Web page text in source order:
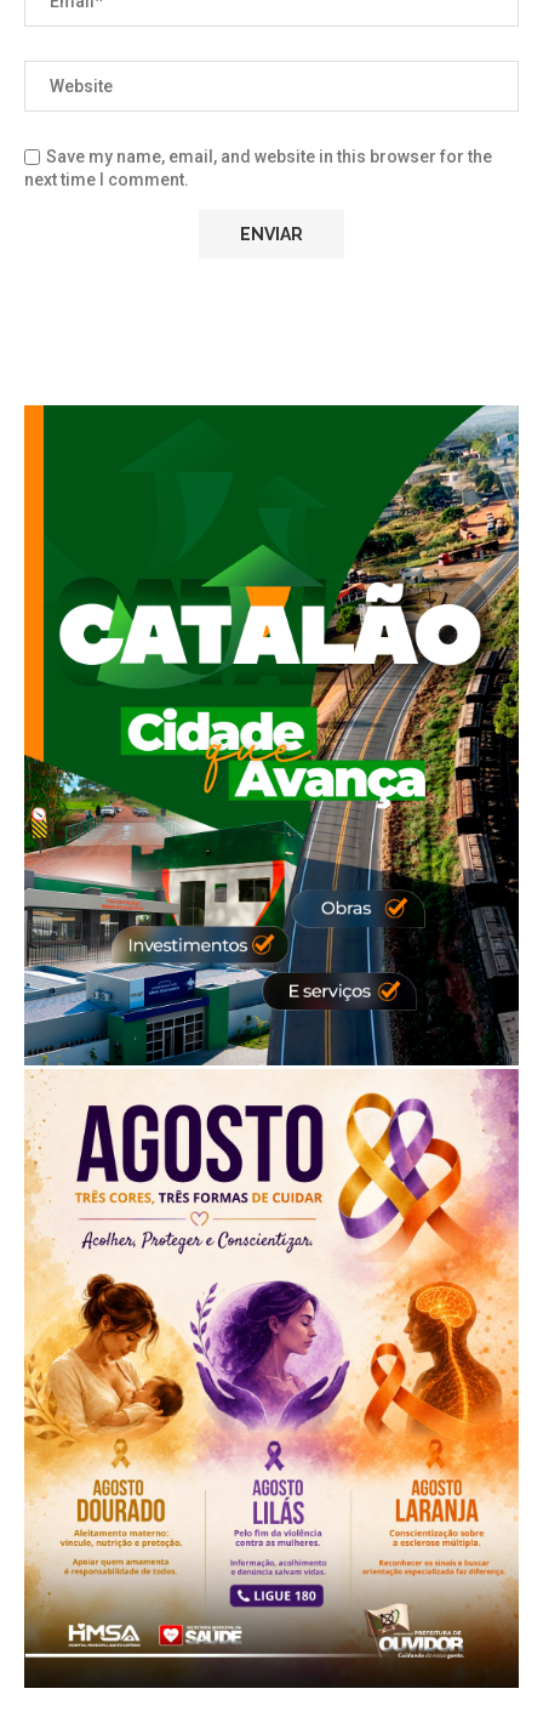
Save my name, email, and website in this browser for the
next time I comment.